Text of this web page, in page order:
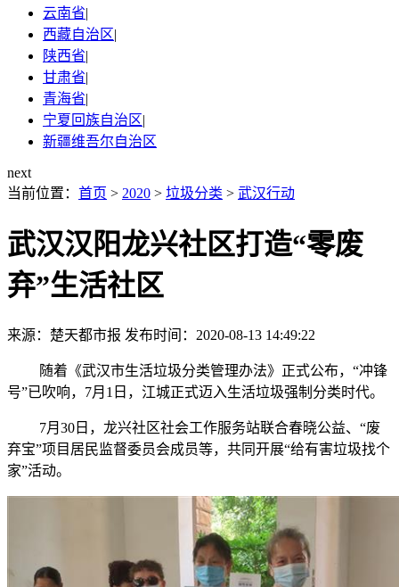
云南省|
西藏自治区|
陕西省|
甘肃省|
青海省|
宁夏回族自治区|
新疆维吾尔自治区
next
当前位置： 首页 > 2020 > 垃圾分类 > 武汉行动
武汉汉阳龙兴社区打造“零废
弃”生活社区
来源：楚天都市报 发布时间：2020-08-13 14:49:22
随着《武汉市生活垃圾分类管理办法》正式公布，“冲锋
号”已吹响，7月1日，江城正式迈入生活垃圾强制分类时代。
7月30日，龙兴社区社会工作服务站联合春晓公益、“废
弃宝”项目居民监督委员会成员等，共同开展“给有害垃圾找个
家”活动。